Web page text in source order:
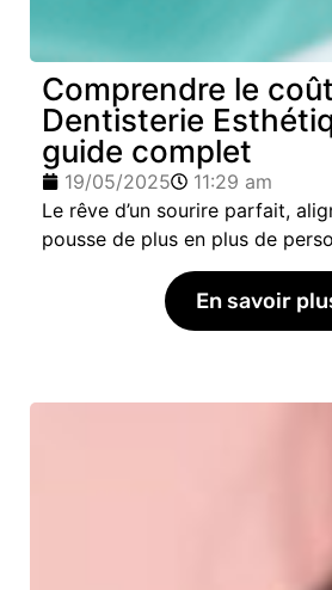
Comprendre le
Dentisterie
guide complet
19/05/2025
11:29 am
Le rêve d’un sourire parfait,
pousse de plus en plus de
En savoir